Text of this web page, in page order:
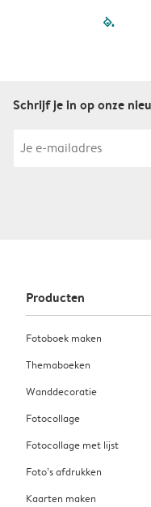
Schrijf je in op onze
Producten
Fotoboek maken
Themaboeken
Wanddecoratie
Fotocollage
Fotocollage met lijst
Foto’s afdrukken
Kaarten maken